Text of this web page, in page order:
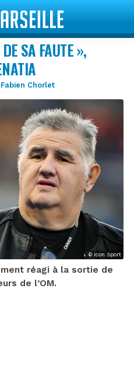
SA FAUTE »,
Fabien Chorlet
© Icon Sport
réagi à la sortie de
de l’OM.